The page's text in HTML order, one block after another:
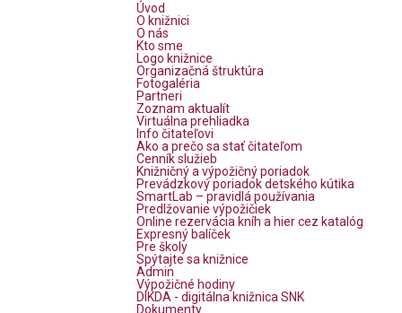
Úvod
O knižnici
O nás
Kto sme
Logo knižnice
Organizačná štruktúra
Fotogaléria
Partneri
Zoznam aktualít
Virtuálna prehliadka
Info čitateľovi
Ako a prečo sa stať čitateľom
Cenník služieb
Knižničný a výpožičný poriadok
Prevádzkový poriadok detského kútika
SmartLab – pravidlá používania
Predlžovanie výpožičiek
Online rezervácia kníh a hier cez katalóg
Expresný balíček
Pre školy
Spýtajte sa knižnice
Admin
Výpožičné hodiny
DIKDA - digitálna knižnica SNK
Dokumenty